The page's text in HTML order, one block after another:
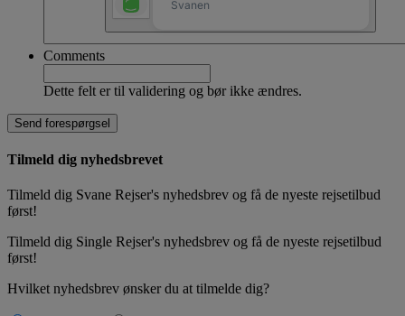
Comments
Dette felt er til validering og bør ikke ændres.
Tilmeld dig nyhedsbrevet
Tilmeld dig Svane Rejser's nyhedsbrev og få de nyeste rejsetilbud
først!
Tilmeld dig Single Rejser's nyhedsbrev og få de nyeste rejsetilbud
først!
Hvilket nyhedsbrev ønsker du at tilmelde dig?